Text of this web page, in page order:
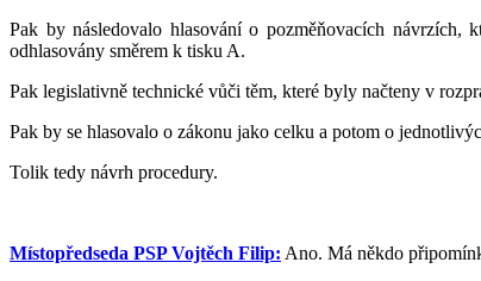
Pak by následovalo hlasování o pozměňovacích
odhlasovány směrem k tisku A.
Pak legislativně technické vůči těm, které byly načteny v
Pak by se hlasovalo o zákonu jako celku a potom o
Tolik tedy návrh procedury.
Místopředseda PSP Vojtěch Filip: Ano. Má někdo